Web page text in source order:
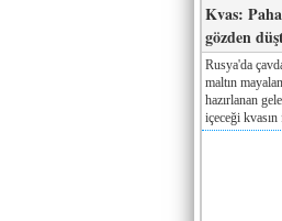
Kvas:
gözden
Rusya'da
maltın
hazırlanan
içeceği kvasın